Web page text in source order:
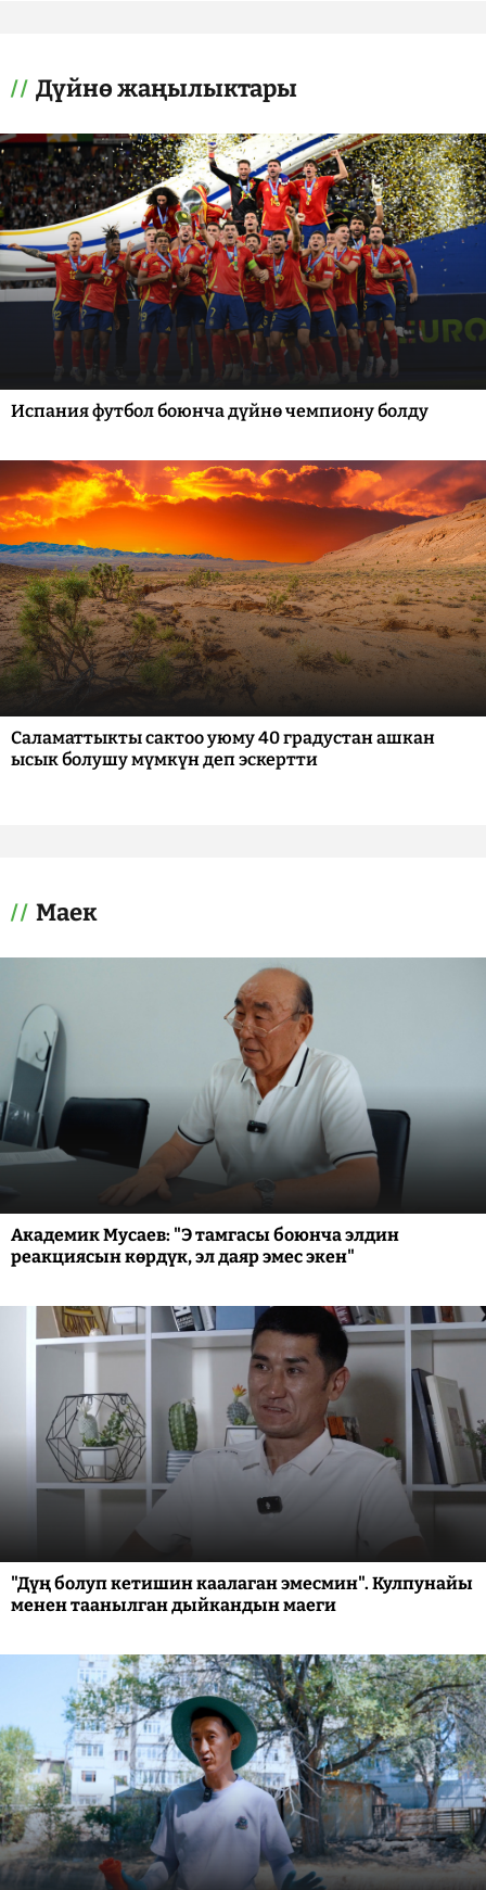
Дүйнө жаңылыктары
Испания футбол боюнча дүйнө чемпиону болду
Саламаттыкты сактоо уюму 40 градустан ашкан
ысык болушу мүмкүн деп эскертти
Маек
Академик Мусаев: "Э тамгасы боюнча элдин
реакциясын көрдүк, эл даяр эмес экен"
"Дүң болуп кетишин каалаган эмесмин". Кулпунайы
менен таанылган дыйкандын маеги